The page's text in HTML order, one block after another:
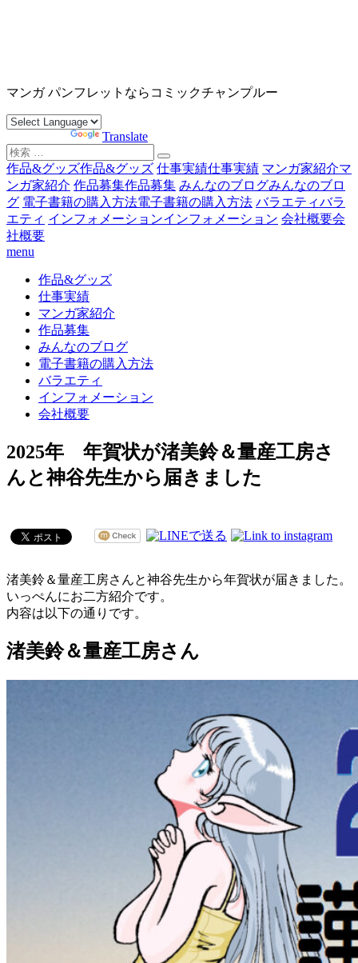
ツ
ス
ッ
プ
マンガ パンフレットならコミックチャンプルー
Translate
検
索
対
象:
作品&グッズ作品&グッズ 仕事実績仕事実績 マンガ家紹介マ
ンガ家紹介 作品募集作品募集 みんなのブログみんなのブロ
グ 電子書籍の購入方法電子書籍の購入方法 バラエティバラ
エティ インフォメーションインフォメーション 会社概要会
社概要
menu
作品&グッズ
仕事実績
マンガ家紹介
作品募集
みんなのブログ
電子書籍の購入方法
バラエティ
インフォメーション
会社概要
2025年 年賀状が渚美鈴＆量産工房さ
んと神谷先生から届きました
渚美鈴＆量産工房さんと神谷先生から年賀状が届きました。
いっぺんにお二方紹介です。
内容は以下の通りです。
渚美鈴＆量産工房さん